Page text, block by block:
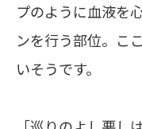
プのように血液を
ンを行う部位。こ
いそうです。